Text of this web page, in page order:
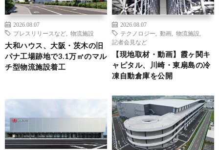
2026.08.07
プレスリリースなど
物流施設
大和ハウス、大阪・茨木の旧
パナ工場跡地で3.1万㎡のマル
チ型物流施設着工
2026.08.07
テクノロジー
動画 物流施設
記者会見など
【現地取材・動画】霞ヶ関キ
ャピタル、川崎・東扇島の冷
凍自動倉庫を公開